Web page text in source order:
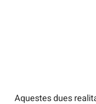
Aquestes dues